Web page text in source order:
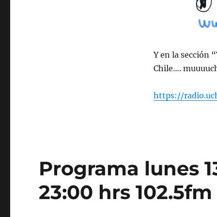
Y en la sección
Chile….
https://
Programa lunes
23:00 hrs